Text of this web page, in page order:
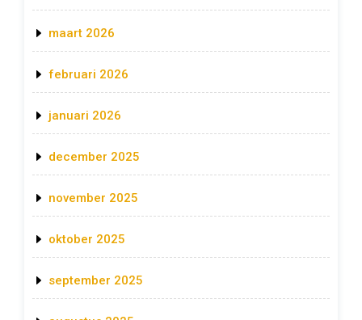
maart 2026
februari 2026
januari 2026
december 2025
november 2025
oktober 2025
september 2025